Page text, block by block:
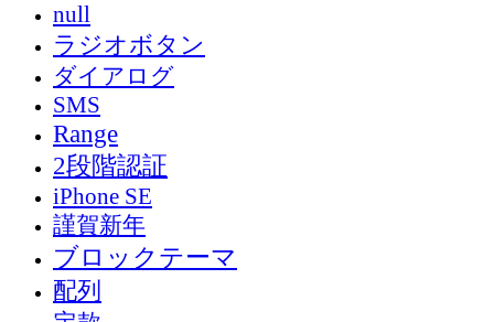
null
ラジオボタン
ダイアログ
SMS
Range
2段階認証
iPhone SE
謹賀新年
ブロックテーマ
配列